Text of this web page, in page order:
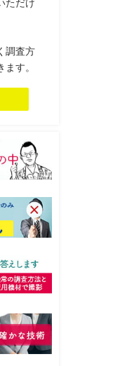
ただけ
調査方
す。